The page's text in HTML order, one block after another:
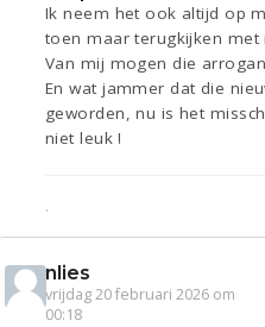
Ik neem het ook altijd op
toen maar terugkijken met
Van mij mogen die
En wat jammer dat die
geworden, nu is het
niet leuk !
.
nlies
vrijdag 20 februari 2026 om
00:18